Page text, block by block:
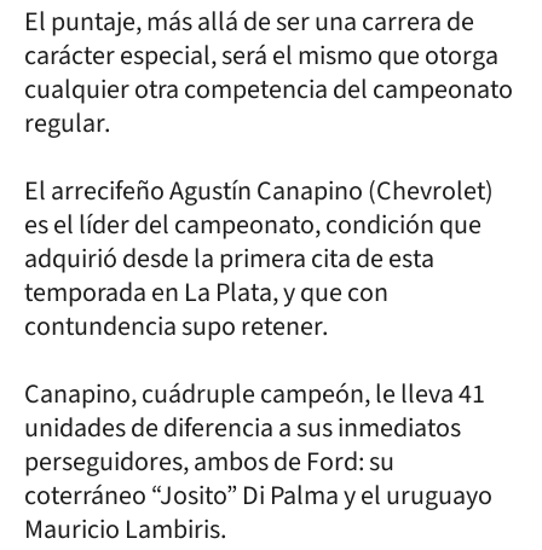
El puntaje, más allá de ser una carrera de
carácter especial, será el mismo que otorga
cualquier otra competencia del campeonato
regular.
El arrecifeño Agustín Canapino (Chevrolet)
es el líder del campeonato, condición que
adquirió desde la primera cita de esta
temporada en La Plata, y que con
contundencia supo retener.
Canapino, cuádruple campeón, le lleva 41
unidades de diferencia a sus inmediatos
perseguidores, ambos de Ford: su
coterráneo “Josito” Di Palma y el uruguayo
Mauricio Lambiris.